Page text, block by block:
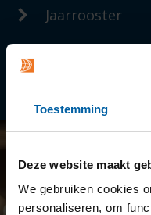
Toestemming
Deze website maakt
We gebruiken cookies
personaliseren, om
Jaarrooster
Minoren